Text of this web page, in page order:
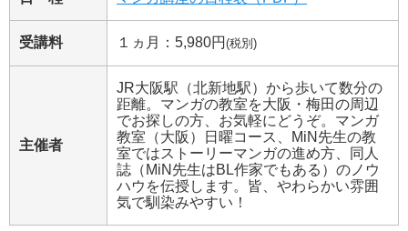
受講料 １ヵ月：5,980円 (税別)
主催者
JR大阪駅（北新地駅）から歩いて数分の
距離。マンガの教室を大阪・梅田の周辺
でお探しの方、お気軽にどうぞ。マンガ
教室（大阪）日曜コース、MiN先生の教
室ではストーリーマンガの進め方、同人
誌（MiN先生はBL作家でもある）のノウ
ハウを伝授します。皆、やわらかい雰囲
気で馴染みやすい！